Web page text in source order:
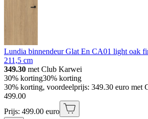
Lundia binnendeur Glat En CA01 light oak
211,5 cm
349.30 met Club Karwei
30% korting30% korting
30% korting, voordeelprijs: 349.30 euro met
499.00
Prijs: 499.00 euro